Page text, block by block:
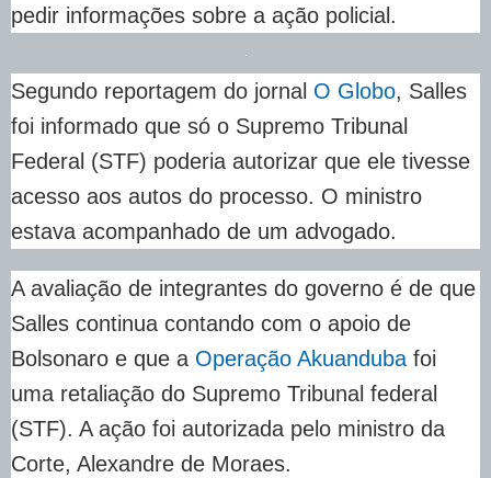
pedir informações sobre a ação policial.
Segundo reportagem do jornal O Globo, Salles
foi informado que só o Supremo Tribunal
Federal (STF) poderia autorizar que ele tivesse
acesso aos autos do processo. O ministro
estava acompanhado de um advogado.
A avaliação de integrantes do governo é de que
Salles continua contando com o apoio de
Bolsonaro e que a Operação Akuanduba foi
uma retaliação do Supremo Tribunal federal
(STF). A ação foi autorizada pelo ministro da
Corte, Alexandre de Moraes.